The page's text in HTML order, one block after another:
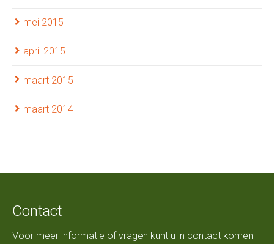
mei 2015
april 2015
maart 2015
maart 2014
Contact
Voor meer informatie of vragen kunt u in contact komen